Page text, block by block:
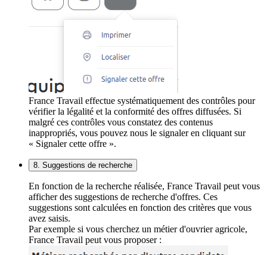
France Travail effectue systématiquement des contrôles pour
vérifier la légalité et la conformité des offres diffusées. Si
malgré ces contrôles vous constatez des contenus
inappropriés, vous pouvez nous le signaler en cliquant sur
« Signaler cette offre ».
8. Suggestions de recherche
En fonction de la recherche réalisée, France Travail peut vous
afficher des suggestions de recherche d'offres. Ces
suggestions sont calculées en fonction des critères que vous
avez saisis.
Par exemple si vous cherchez un métier d'ouvrier agricole,
France Travail peut vous proposer :